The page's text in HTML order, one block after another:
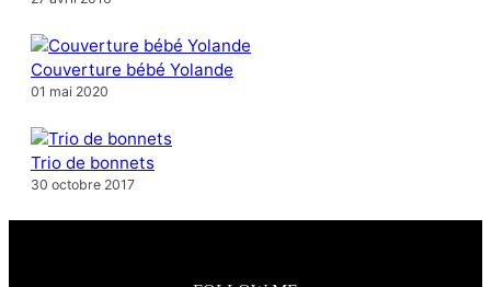
Couverture bébé Yolande
01 mai 2020
Trio de bonnets
30 octobre 2017